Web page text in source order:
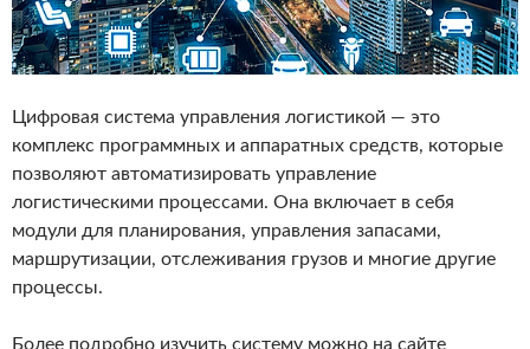
Цифровая система управления логистикой — это
комплекс программных и аппаратных средств, которые
позволяют автоматизировать управление
логистическими процессами. Она включает в себя
модули для планирования, управления запасами,
маршрутизации, отслеживания грузов и многие другие
процессы.
Более подробно изучить систему можно на сайте